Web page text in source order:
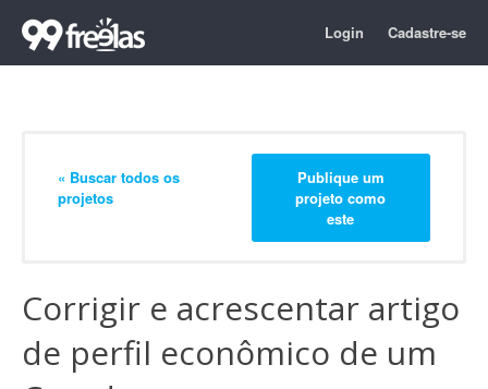
Login Cadastre-se
« Buscar todos os
projetos
Publique um
projeto como
este
Corrigir e acrescentar artigo
de perfil econômico de um